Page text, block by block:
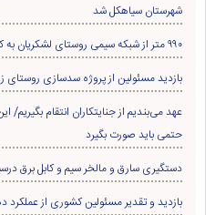
شهرستان سیاهکل شد
۹۹۰ متر از شبکه سیمی روستای لشکریان به کابل خودنگهدار ارتقاء یافت
بازدید مسئولین از پروژه سدسازی روستای
عهد می‌بندیم از جنایتکاران انتقام
حتمی باید صورت بگیرد
دستگیری سارق و مالخر سیم و کابل برق
بازدید و تقدیر مسئولین کشوری از